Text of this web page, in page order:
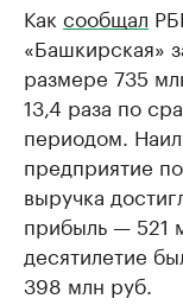
Как сообщал
«Башкирская»
размере 735
13,4 раза по
периодом.
предприятие
выручка
прибыль — 521
десятилетие
398 млн руб.